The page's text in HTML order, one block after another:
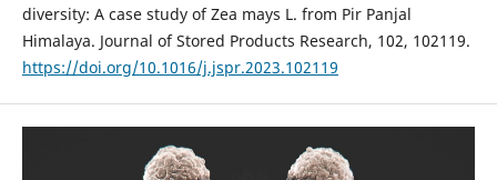
diversity: A case study of Zea mays L. from Pir Panjal
Himalaya. Journal of Stored Products Research, 102, 102119.
https://doi.org/10.1016/j.jspr.2023.102119